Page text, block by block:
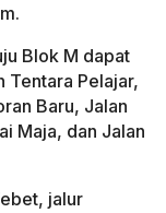
Blok M dapat
Tentara Pelajar,
Baru, Jalan
Maja, dan Jalan
jalur